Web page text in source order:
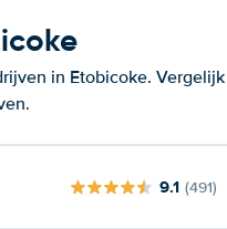
in Etobicoke.
9.1 (491)